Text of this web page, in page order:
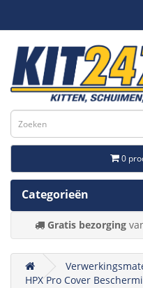
0
Categorieën
Gratis bezorging
HPX Pro Cover